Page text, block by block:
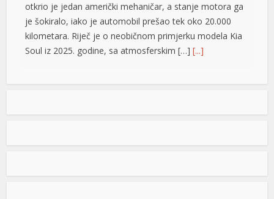
otkrio je jedan američki mehaničar, a stanje motora ga
je šokiralo, iako je automobil prešao tek oko 20.000
kilometara. Riječ je o neobičnom primjerku modela Kia
Soul iz 2025. godine, sa atmosferskim […][...]
Rad objavljen u Harvardovom pravnom časopisu: Visoki
Visoki predstavnik u BiH nije nikad bio ovlašten da